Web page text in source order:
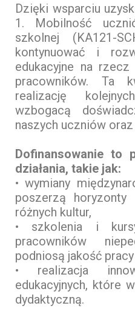
Dzięki wsparciu
1. Mobilność
szkolnej (KA121-
kontynuować i
edukacyjne na
pracowników. Ta
realizację
wzbogacą
naszych uczniów
Dofinansowanie to
działania, takie jak:
• wymiany
poszerzą
różnych kultur,
• szkolenia i
pracowników
podniosą jakość
• realizacja
edukacyjnych, które
dydaktyczną.